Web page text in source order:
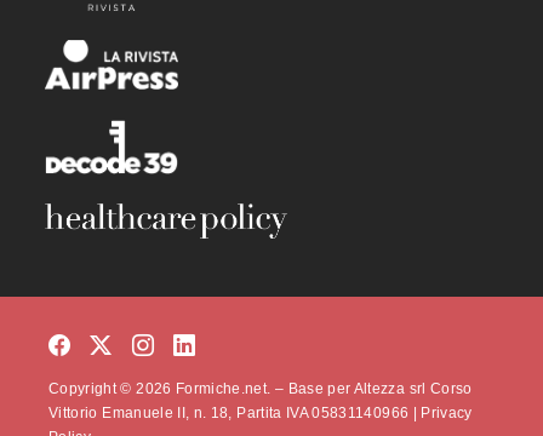
Copyright © 2026 Formiche.net. – Base per Altezza srl Corso
Vittorio Emanuele II, n. 18, Partita IVA 05831140966 | Privacy